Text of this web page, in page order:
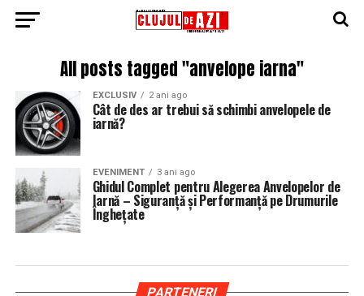
All posts tagged "anvelope iarna"
EXCLUSIV 2 ani ago
Cât de des ar trebui să schimbi anvelopele de
iarnă?
EVENIMENT 3 ani ago
Ghidul Complet pentru Alegerea Anvelopelor de
Iarnă – Siguranță și Performanță pe Drumurile
Înghețate
PARTENERI